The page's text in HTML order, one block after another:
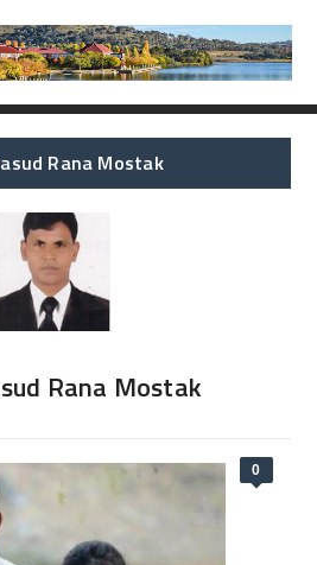
Rana Mostak
Rana Mostak
0